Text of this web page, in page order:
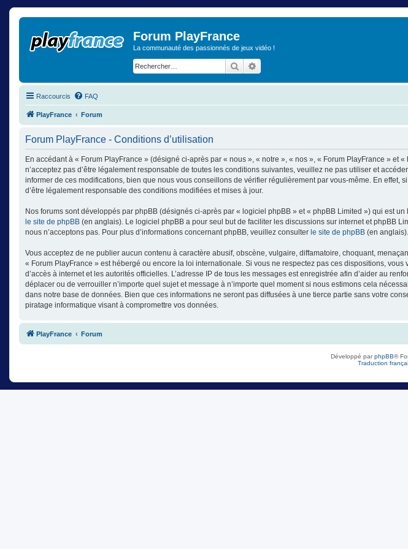
Forum PlayFrance
La communauté des passionnés de jeux vidéo !
Rechercher
Raccourcis FAQ
PlayFrance Forum
Forum PlayFrance - Conditions d’utilisation
En accédant à « Forum PlayFrance » (désigné ci-après par « nous », « notre », « nos », « Forum PlayFrance »
n’acceptez pas d’être légalement responsable de toutes les conditions suivantes, veuillez ne pas utiliser et
informer de ces modifications, bien que nous vous conseillons de vérifier régulièrement par vous-même. En
d’être légalement responsable des conditions modifiées et mises à jour.
Nos forums sont développés par phpBB (désignés ci-après par « logiciel phpBB » et « phpBB Limited ») qui est
le site de phpBB (en anglais). Le logiciel phpBB a pour seul but de faciliter les discussions sur internet et phpBB
nous n’acceptons pas. Pour plus d’informations concernant phpBB, veuillez consulter le site de phpBB (en anglais).
Vous acceptez de ne publier aucun contenu à caractère abusif, obscène, vulgaire, diffamatoire, choquant,
« Forum PlayFrance » est hébergé ou encore la loi internationale. Si vous ne respectez pas ces dispositions,
d’accès à internet et les autorités officielles. L’adresse IP de tous les messages est enregistrée afin d’aider au
déplacer ou de verrouiller n’importe quel sujet et message à n’importe quel moment si nous estimons cela
dans notre base de données. Bien que ces informations ne seront pas diffusées à une tierce partie sans votre
piratage informatique visant à compromettre vos données.
PlayFrance Forum
Développé parphpBB®
Traduction